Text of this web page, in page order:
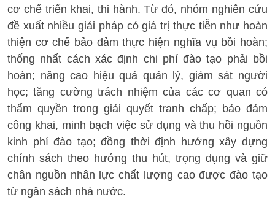
cơ chế triển khai, thi hành. Từ đó, nhóm nghiên cứu
đề xuất nhiều giải pháp có giá trị thực tiễn như hoàn
thiện cơ chế bảo đảm thực hiện nghĩa vụ bồi hoàn;
thống nhất cách xác định chi phí đào tạo phải bồi
hoàn; nâng cao hiệu quả quản lý, giám sát người
học; tăng cường trách nhiệm của các cơ quan có
thẩm quyền trong giải quyết tranh chấp; bảo đảm
công khai, minh bạch việc sử dụng và thu hồi nguồn
kinh phí đào tạo; đồng thời định hướng xây dựng
chính sách theo hướng thu hút, trọng dụng và giữ
chân nguồn nhân lực chất lượng cao được đào tạo
từ ngân sách nhà nước.